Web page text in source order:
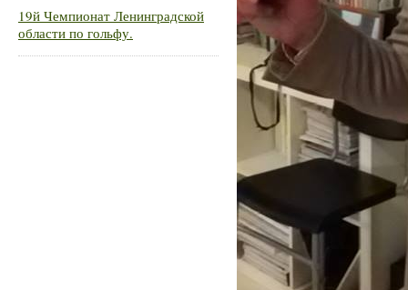
19й Чемпионат Ленинградской
области по гольфу.